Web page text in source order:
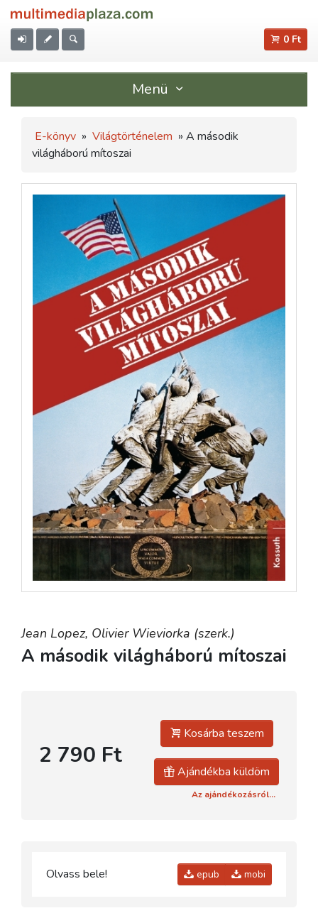
0 Ft
Menü
E-könyv » Világtörténelem » A második
világháború mítoszai
Jean Lopez, Olivier Wieviorka (szerk.)
A második világháború mítoszai
2 790 Ft
Kosárba teszem
Ajándékba küldöm
Az ajándékozásról...
Olvass bele! epub mobi